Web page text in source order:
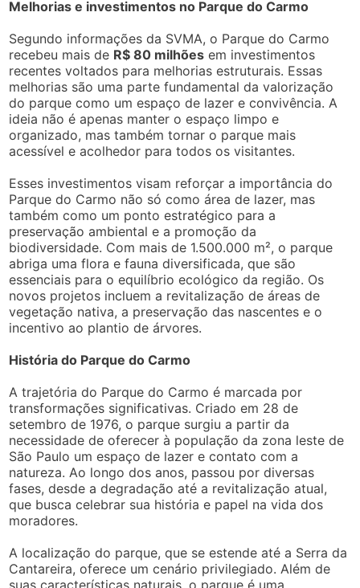
Melhorias e investimentos no Parque do Carmo
Segundo informações da SVMA, o Parque do Carmo
recebeu mais de R$ 80 milhões em investimentos
recentes voltados para melhorias estruturais. Essas
melhorias são uma parte fundamental da valorização
do parque como um espaço de lazer e convivência. A
ideia não é apenas manter o espaço limpo e
organizado, mas também tornar o parque mais
acessível e acolhedor para todos os visitantes.
Esses investimentos visam reforçar a importância do
Parque do Carmo não só como área de lazer, mas
também como um ponto estratégico para a
preservação ambiental e a promoção da
biodiversidade. Com mais de 1.500.000 m², o parque
abriga uma flora e fauna diversificada, que são
essenciais para o equilíbrio ecológico da região. Os
novos projetos incluem a revitalização de áreas de
vegetação nativa, a preservação das nascentes e o
incentivo ao plantio de árvores.
História do Parque do Carmo
A trajetória do Parque do Carmo é marcada por
transformações significativas. Criado em 28 de
setembro de 1976, o parque surgiu a partir da
necessidade de oferecer à população da zona leste de
São Paulo um espaço de lazer e contato com a
natureza. Ao longo dos anos, passou por diversas
fases, desde a degradação até a revitalização atual,
que busca celebrar sua história e papel na vida dos
moradores.
A localização do parque, que se estende até a Serra da
Cantareira, oferece um cenário privilegiado. Além de
suas características naturais, o parque é uma